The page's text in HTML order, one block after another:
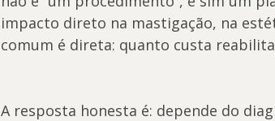
impacto direto na mastigação, na
comum é direta: quanto custa
A resposta honesta é: depende do